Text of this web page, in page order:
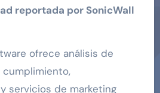
reportada por SonicWall
ofrece análisis de
servicios de marketing